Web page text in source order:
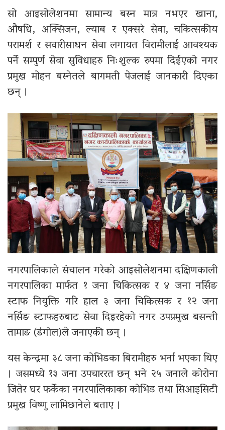
सो आइसोलेशनमा सामान्य बस्न मात्र नभएर खाना,
औषधि, अक्सिजन, ल्याब र एक्सरे सेवा, चकित्सकीय
परामर्श र सवारीसाधन सेवा लगायत विरामीलाई आवश्यक
पर्ने सम्पुर्ण सेवा सुविधाहरु निःशुल्क रुपमा दिईएको नगर
प्रमुख मोहन बस्नेतले बागमती पेजलाई जानकारी दिएका
छन् ।
नगरपालिकाले संचालन गरेको आइसोलेशनमा दक्षिणकाली
नगरपालिका मार्फत १ जना चिकित्सक र ४ जना नर्सिङ
स्टाफ नियुक्ति गरि हाल ३ जना चिकित्सक र १२ जना
नर्सिङ स्टाफहरुबाट सेवा दिइरहेको नगर उपप्रमुख बसन्ती
तामाङ (डंगोल)ले जनाएकी छन् ।
यस केन्द्रमा ३८ जना कोभिडका बिरामीहरु भर्ना भएका थिए
। जसमध्ये १३ जना उपचाररत छन् भने २५ जनाले कोरोना
जितेर घर फर्केका नगरपालिकाका कोभिड तथा सिआइसिटी
प्रमुख विष्णु लामिछानेले बताए ।